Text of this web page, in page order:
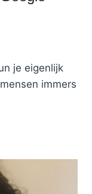
je eigenlijk
immers